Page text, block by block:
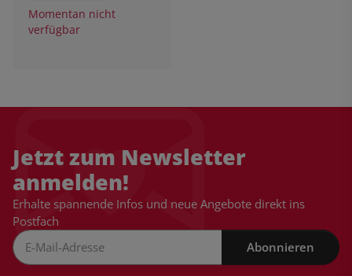
Momentan nicht
verfügbar
Jetzt zum Newsletter
anmelden!
Erhalte spannende Infos und neue Angebote direkt ins
Postfach
Abonnieren